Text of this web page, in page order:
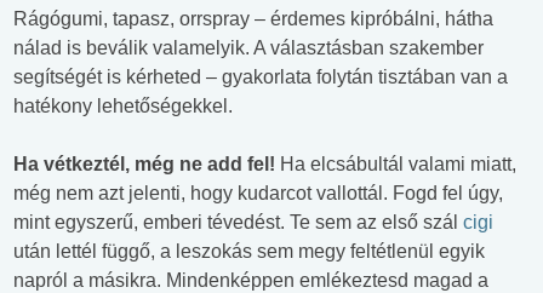
Rágógumi, tapasz, orrspray – érdemes kipróbálni, hátha
nálad is beválik valamelyik. A választásban szakember
segítségét is kérheted – gyakorlata folytán tisztában van a
hatékony lehetőségekkel.
Ha vétkeztél, még ne add fel! Ha elcsábultál valami miatt,
még nem azt jelenti, hogy kudarcot vallottál. Fogd fel úgy,
mint egyszerű, emberi tévedést. Te sem az első szál cigi
után lettél függő, a leszokás sem megy feltétlenül egyik
napról a másikra. Mindenképpen emlékeztesd magad a